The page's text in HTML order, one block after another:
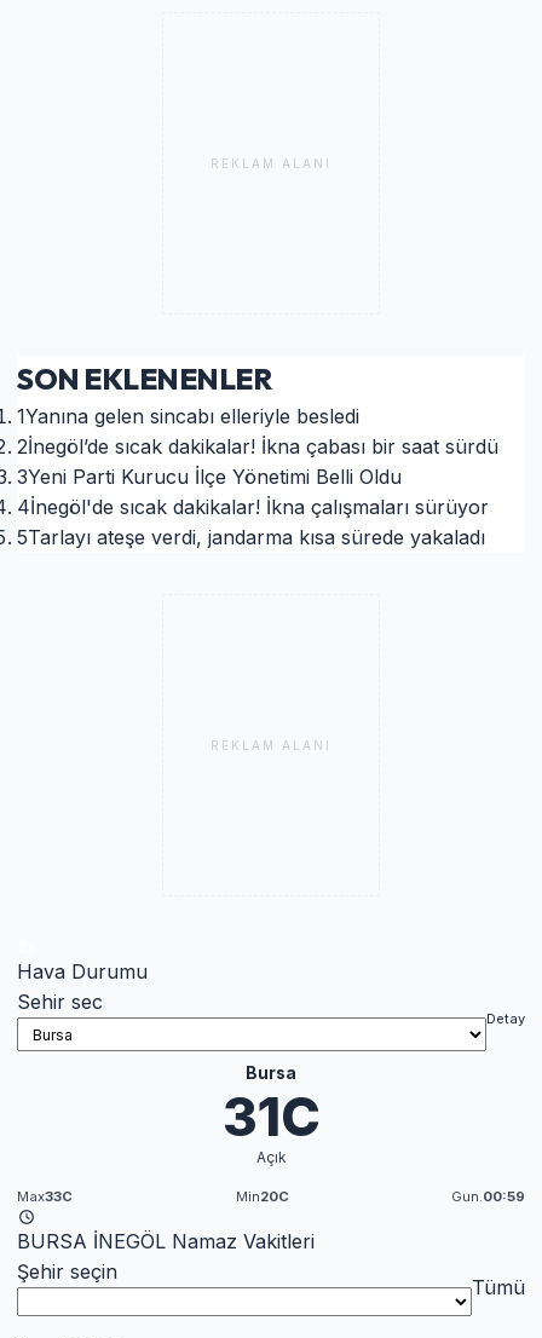
REKLAM ALANI
SON EKLENENLER
1Yanına gelen sincabı elleriyle besledi
2İnegöl’de sıcak dakikalar! İkna çabası bir saat sürdü
3Yeni Parti Kurucu İlçe Yönetimi Belli Oldu
4İnegöl'de sıcak dakikalar! İkna çalışmaları sürüyor
5Tarlayı ateşe verdi, jandarma kısa sürede yakaladı
REKLAM ALANI
Hava Durumu
Sehir sec
Detay
Bursa
31C
Açık
Max33C Min20C Gun.00:59
BURSA İNEGÖL Namaz Vakitleri
Şehir seçin
Tümü